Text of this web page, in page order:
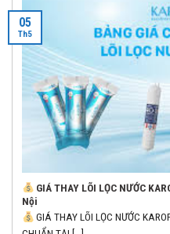
GIÁ THAY LÕI LỌC NƯỚC
Nội
GIÁ THAY LÕI LỌC NƯỚC
05
Th5